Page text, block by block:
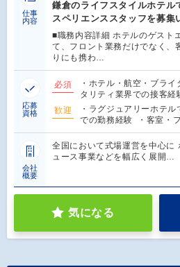
仕事
内容
鎌倉のライフスタイルホテル
スペリエンススタッフを募集
■職務内容詳細 ホテルのゲスト
て、フロント業務だけでなく、
りにも携わ…
応募
資格
必須
・ホテル・航空・ブラ
タリティ業界での接客
歓迎
・ラグジュアリーホテ
での勤務経験 ・客室・
会社
概要
全国において式場運営を中心に
ュース事業などを幅広く展開…
気になる